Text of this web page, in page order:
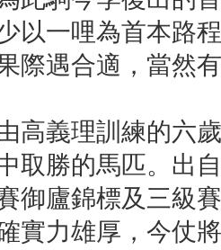
以一哩為首本路
際遇合適，當然
高義理訓練的六
取勝的馬匹。出
御廬錦標及三級
實力雄厚，今仗